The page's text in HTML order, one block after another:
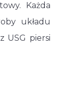
Każda
układu
USG piersi